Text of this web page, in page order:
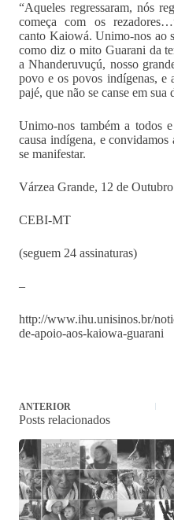
“Aqueles regressaram, nós
começa com os
canto Kaiowá. Unimo-nos ao
como diz o mito Guarani da
a Nhanderuvuçú, nosso
povo e os povos indígenas, e
pajé, que não se canse em sua
Unimo-nos também a todos
causa indígena, e
se manifestar.
Várzea Grande, 12 de
CEBI-MT
(seguem 24 assinaturas)
–
http://www.ihu.unisinos.br/
de-apoio-aos-kaiowa-guarani
ANTERIOR
Posts relacionados